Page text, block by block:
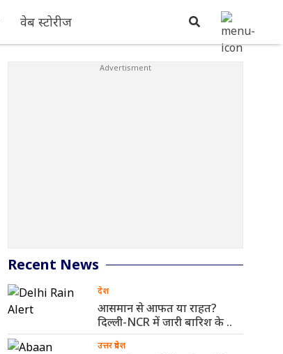
वेब स्टोरीज
Recent News
देश
आसमान से आफत या राहत?
दिल्ली-NCR में जारी बारिश के ..
उत्तर प्रदेश